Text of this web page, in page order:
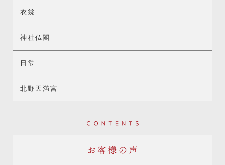
衣裳
神社仏閣
日常
北野天満宮
Contents
お客様の声